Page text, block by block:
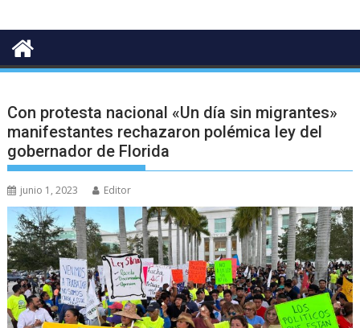
Con protesta nacional «Un día sin migrantes»
manifestantes rechazaron polémica ley del
gobernador de Florida
junio 1, 2023 Editor